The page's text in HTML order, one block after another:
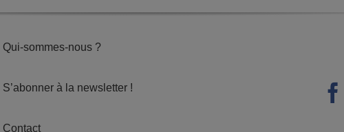
Qui-sommes-nous ?
S’abonner à la newsletter !
Contact